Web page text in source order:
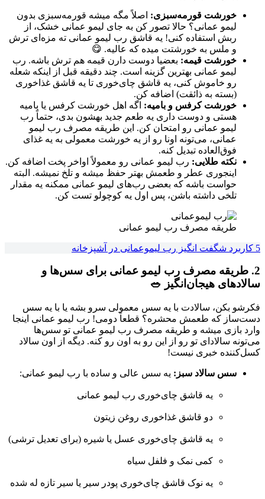
خورشت قورمه‌سبزی: اصلاً مگه میشه قورمه‌سبزی بدون
لیمو عمانی؟ حالا تصور کن به جای لیمو عمانی خشک، از
ربش استفاده کنی! یه قاشق رب لیمو عمانی ته مزه‌ای ترش
و ملس به خورشتت میده که عالیه. 😋
خورشت قیمه: بعضیا دوست دارن قیمه هم ترش باشه. رب
لیمو عمانی بهترین گزینه است. چند دقیقه قبل از اینکه شعله
رو خاموش کنی، یه قاشق چای‌خوری تا یه قاشق غذاخوری
(بسته به ذائقت) اضافه کن.
خورشت کرفس و بامیه: اگه اهل خورشت کرفس یا بامیه
هستی و دوست داری یه طعم جدید بهشون بدی، حتماً رب
لیمو عمانی رو امتحان کن. این طریقه مصرف رب لیمو
عمانی، می‌تونه اونا رو از یه خورشت معمولی به یه غذای
فوق‌العاده تبدیل کنه.
نکته طلایی: رب لیمو عمانی رو معمولاً اواخر پخت اضافه کن.
اینجوری عطر و طعمش بهتر حفظ میشه و تلخ نمیشه. البته
حواست باشه که بعضی رب‌های لیمو عمانی ممکنه یه مقدار
تلخی داشته باشن، پس اول یه کوچولو تست کن.
طریقه مصرف رب لیمو عمانی
5 کاربرد شگفت انگیز رب لیموعمانی در آشپزخانه‌
2. طریقه مصرف رب لیمو عمانی برای سس‌ها و
سالادهای هیجان‌انگیز 🥗
فکرشو بکن، سالادت با یه سس معمولی سرو بشه یا با یه سس
دست‌ساز که طعمش محشره؟ قطعاً دومی! رب لیمو عمانی اینجا
وارد بازی میشه و طریقه مصرف رب لیمو عمانی تو سس‌ها
می‌تونه سالادای تو رو از این رو به اون رو کنه. دیگه از اون سالاد
کسل‌کننده خبری نیست!
سس سالاد سبز: یه سس عالی و ساده با رب لیمو عمانی:
یه قاشق چای‌خوری رب لیمو عمانی
دو قاشق غذاخوری روغن زیتون
یه قاشق چای‌خوری عسل یا شیره (برای تعدیل ترشی)
کمی نمک و فلفل سیاه
یه نوک قاشق چای‌خوری پودر سیر یا سیر تازه له شده